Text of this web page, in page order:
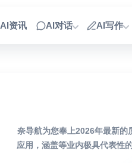
AI资讯 AI对话 AI写作
奈导航为您奉上2026年最新的
应用，涵盖等业内极具代表性